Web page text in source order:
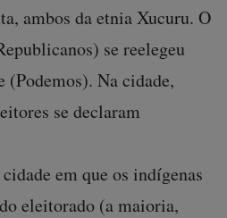
ambos da etnia Xucuru. O
se reelegeu
(Podemos). Na cidade,
se declaram
em que os indígenas
eleitorado (a maioria,